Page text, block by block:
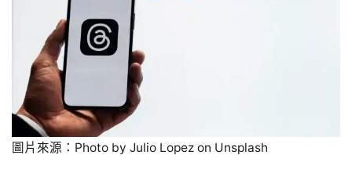
圖片來源：Photo by Julio Lopez on Unsplash